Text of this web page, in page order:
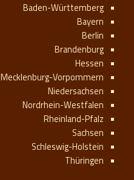
Baden-Württemberg
Bayern
Berlin
Brandenburg
Hessen
Mecklenburg-Vorpommern
Niedersachsen
Nordrhein-Westfalen
Rheinland-Pfalz
Sachsen
Schleswig-Holstein
Thüringen